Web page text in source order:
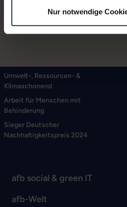
Nur notwendige
Umwelt-, Ressourcen- &
Klimaschonend
Arbeit für Menschen mit
Behinderung
Sieger Deutscher
Nachhaltigkeitspreis 2024
afb social & green IT
afb-Welt